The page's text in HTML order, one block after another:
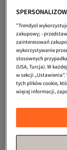
#2 w najczęściej
Mała czarna
Milano do noszenia na
389,
"Trendyol
zakupowy; -
zainteresowań
wykorzystywanie
stosownych
(USA, Turcja). W
w sekcji
tych plików cookie,
więcej informacji,